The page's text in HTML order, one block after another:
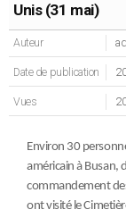
Unis (31 mai)
Auteur
Date de publication
Vues
Environ 30
américain à Busan,
commandement
ont visité le